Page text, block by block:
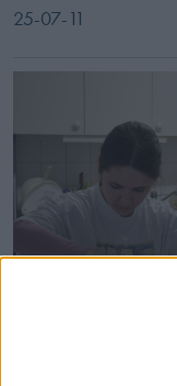
25-07-11
EM-läger